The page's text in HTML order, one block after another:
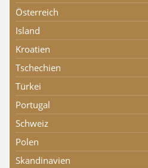
Österreich
Island
Kroatien
Tschechien
Türkei
Portugal
Schweiz
Polen
Skandinavien